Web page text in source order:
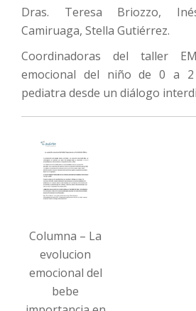
Dras. Teresa Briozzo,
Camiruaga, Stella Gutiérrez.
Coordinadoras del taller
emocional del niño de 0 a
pediatra desde un diálogo
Columna – La
evolucion
emocional del
bebe